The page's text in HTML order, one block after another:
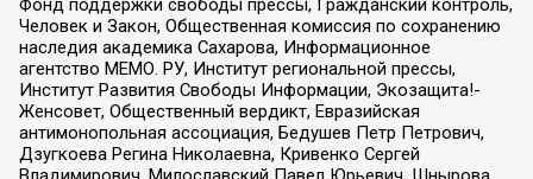
Человек и Закон, Общественная комиссия по сохранению
наследия академика Сахарова, Информационное
агентство МЕМО. РУ, Институт региональной прессы,
Институт Развития Свободы Информации, Экозащита!-
Женсовет, Общественный вердикт, Евразийская
антимонопольная ассоциация, Бедушев Петр Петрович,
Дзугкоева Регина Николаевна, Кривенко Сергей